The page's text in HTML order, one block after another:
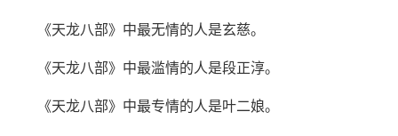
《天龙八部》中最无情的人是玄慈。
《天龙八部》中最滥情的人是段正淳。
《天龙八部》中最专情的人是叶二娘。